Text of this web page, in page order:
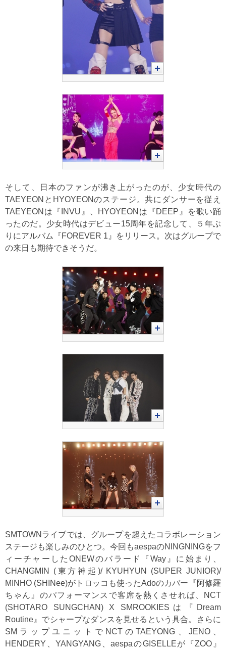
そして、日本のファンが沸き上がったのが、少女時代の
TAEYEONとHYOYEONのステージ。共にダンサーを従え
TAEYEONは『INVU』、HYOYEONは『DEEP』を歌い踊
ったのだ。少女時代はデビュー15周年を記念して、５年ぶ
りにアルバム『FOREVER 1』をリリース。次はグループで
の来日も期待できそうだ。
SMTOWNライブでは、グループを超えたコラボレーション
ステージも楽しみのひとつ。今回もaespaのNINGNINGをフ
ィーチャーしたONEWのバラード『Way』に始まり、
CHANGMIN (東方神起)/ KYUHYUN (SUPER JUNIOR)/
MINHO (SHINee)がトロッコも使ったAdoのカバー『阿修羅
ちゃん』のパフォーマンスで客席を熱くさせれば、NCT
(SHOTARO SUNGCHAN) X SMROOKIESは『Dream
Routine』でシャープなダンスを見せるという具合。さらに
SMラップユニットでNCTのTAEYONG、JENO、
HENDERY、YANGYANG、aespaのGISELLEが『ZOO』